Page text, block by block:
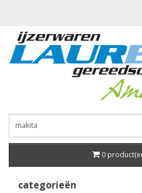
0
categorieën